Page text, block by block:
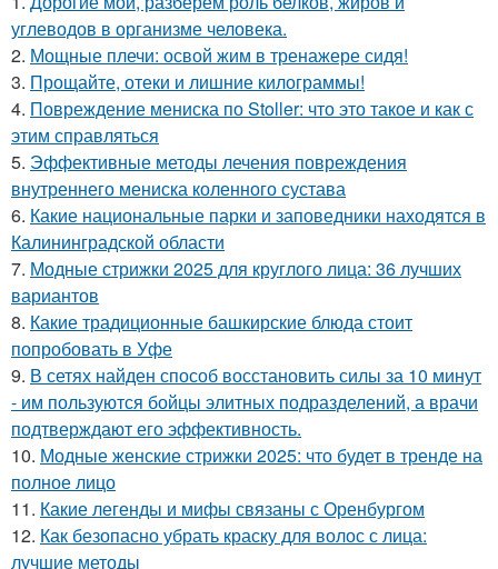
углеводов в организме человека.
2. Мощные плечи: освой жим в тренажере сидя!
3. Прощайте, отеки и лишние килограммы!
4. Повреждение мениска по Stoller: что это такое и как с
этим справляться
5. Эффективные методы лечения повреждения
внутреннего мениска коленного сустава
6. Какие национальные парки и заповедники находятся в
Калининградской области
7. Модные стрижки 2025 для круглого лица: 36 лучших
вариантов
8. Какие традиционные башкирские блюда стоит
попробовать в Уфе
9. В сетях найден способ восстановить силы за 10 минут
- им пользуются бойцы элитных подразделений, а врачи
подтверждают его эффективность.
10. Модные женские стрижки 2025: что будет в тренде на
полное лицо
11. Какие легенды и мифы связаны с Оренбургом
12. Как безопасно убрать краску для волос с лица:
лучшие методы